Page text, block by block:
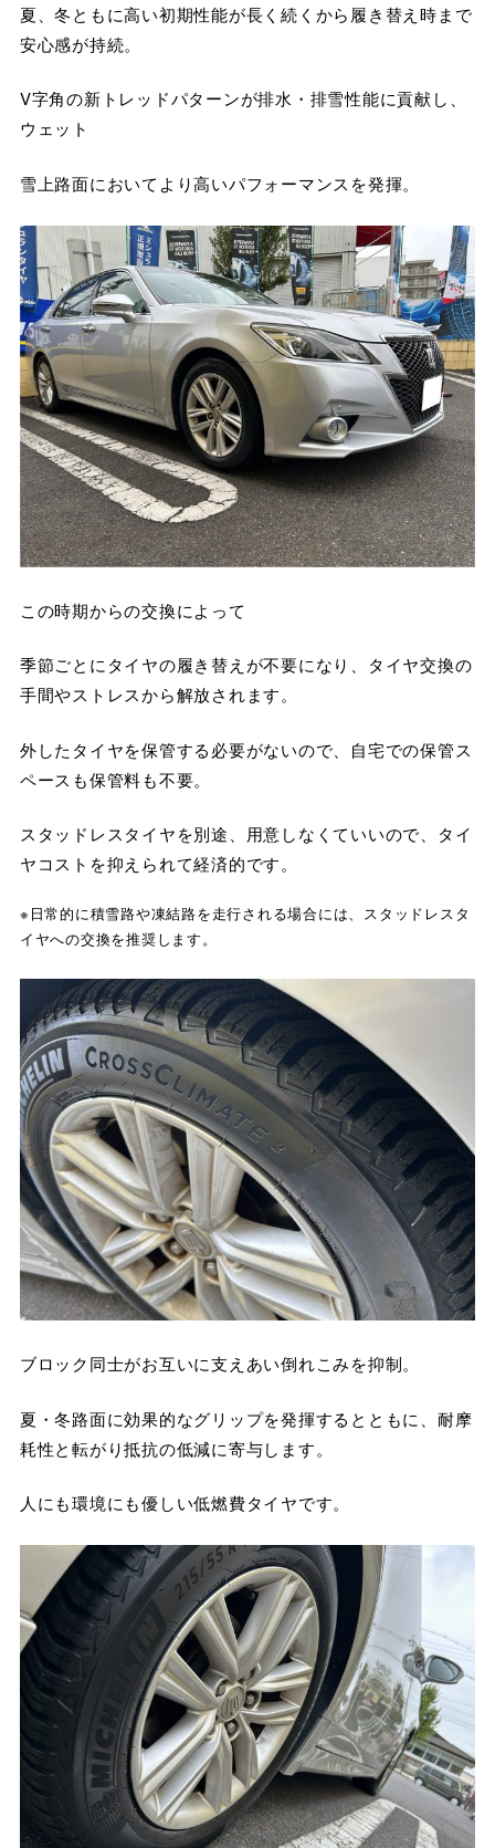
夏、冬ともに高い初期性能が長く続くから履き替え時まで
安心感が持続。
V字角の新トレッドパターンが排水・排雪性能に貢献し、
ウェット
雪上路面においてより高いパフォーマンスを発揮。
この時期からの交換によって
季節ごとにタイヤの履き替えが不要になり、タイヤ交換の
手間やストレスから解放されます。
外したタイヤを保管する必要がないので、自宅での保管ス
ペースも保管料も不要。
スタッドレスタイヤを別途、用意しなくていいので、タイ
ヤコストを抑えられて経済的です。
※日常的に積雪路や凍結路を走行される場合には、スタッドレスタ
イヤへの交換を推奨します。
ブロック同士がお互いに支えあい倒れこみを抑制。
夏・冬路面に効果的なグリップを発揮するとともに、耐摩
耗性と転がり抵抗の低減に寄与します。
人にも環境にも優しい低燃費タイヤです。